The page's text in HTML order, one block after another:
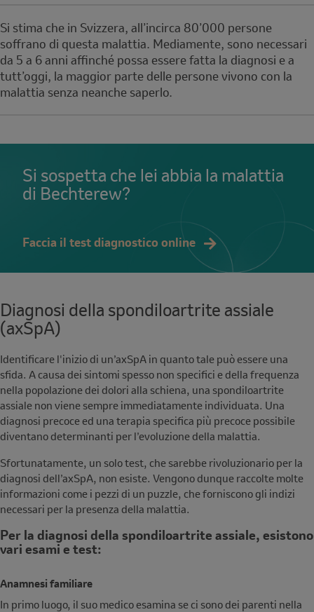
Note
Si stima che in Svizzera, all’incirca 80’000 persone
soffrano di questa malattia. Mediamente, sono necessari
da 5 a 6 anni affinché possa essere fatta la diagnosi e a
tutt’oggi, la maggior parte delle persone vivono con la
malattia senza neanche saperlo.
Si sospetta che lei abbia la malattia
di Bechterew?
Faccia il test diagnostico online
Diagnosi della spondiloartrite assiale
(axSpA)
Identificare l'inizio di un’axSpA in quanto tale può essere una
sfida. A causa dei sintomi spesso non specifici e della frequenza
nella popolazione dei dolori alla schiena, una spondiloartrite
assiale non viene sempre immediatamente individuata. Una
diagnosi precoce ed una terapia specifica più precoce possibile
diventano determinanti per l’evoluzione della malattia.
Sfortunatamente, un solo test, che sarebbe rivoluzionario per la
diagnosi dell’axSpA, non esiste. Vengono dunque raccolte molte
informazioni come i pezzi di un puzzle, che forniscono gli indizi
necessari per la presenza della malattia.
Per la diagnosi della spondiloartrite assiale, esistono
vari esami e test:
Anamnesi familiare
In primo luogo, il suo medico esamina se ci sono dei parenti nella